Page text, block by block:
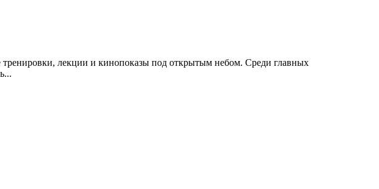
лекции и кинопоказы под открытым небом. Среди главных